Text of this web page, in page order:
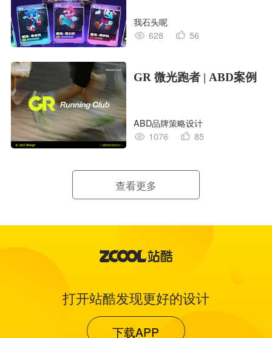
我石头呢
628
56
GR 微光跑者 | ABD案例
ABD品牌策略设计
1076
85
查看更多
打开站酷发现更好的设计
下载APP